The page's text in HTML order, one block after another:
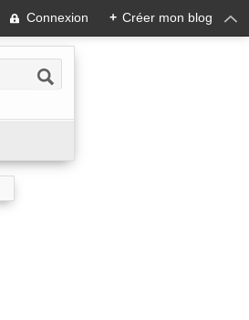
Connexion + Créer mon blog